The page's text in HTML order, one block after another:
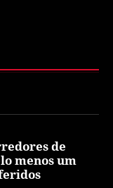
de
menos um